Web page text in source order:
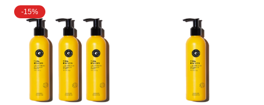
-15%